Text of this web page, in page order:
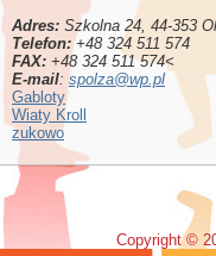
Adres: Szkolna 24, 44-353
Telefon:+48 324 511 574
FAX: +48 324 511 574<
E-mail: spolza@wp.pl
Gabloty
Wiaty Kroll
zukowo
Copyright ©